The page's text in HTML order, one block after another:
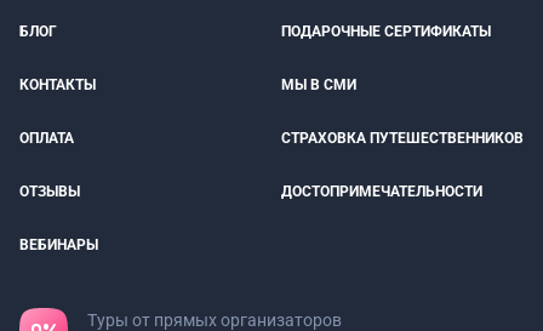
БЛОГ ПОДАРОЧНЫЕ СЕРТИФИКАТЫ
КОНТАКТЫ МЫ В СМИ
ОПЛАТА СТРАХОВКА ПУТЕШЕСТВЕННИКОВ
ОТЗЫВЫ ДОСТОПРИМЕЧАТЕЛЬНОСТИ
ВЕБИНАРЫ
Туры от прямых организаторов